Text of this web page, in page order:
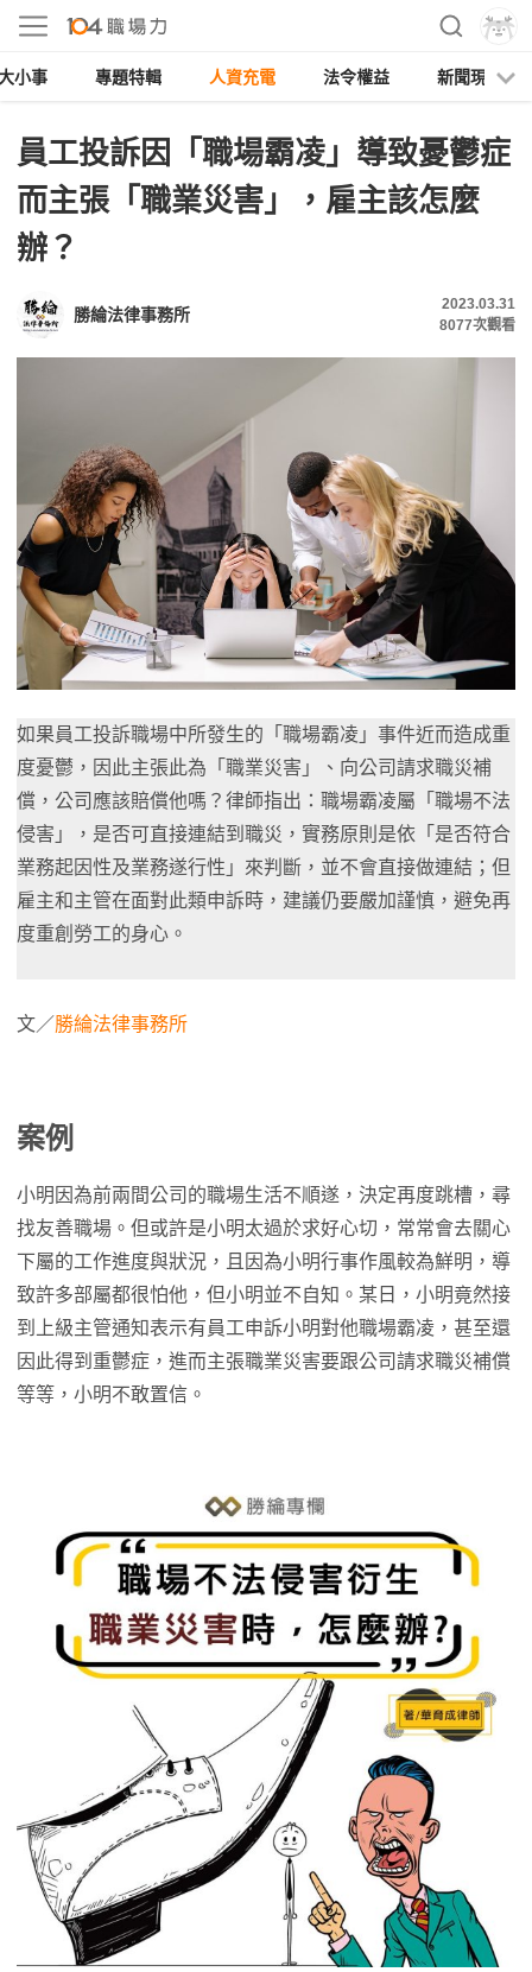
小事 專題特輯 人資充電 法令權益 新聞現場
員工投訴因「職場霸凌」導致憂鬱症
而主張「職業災害」，雇主該怎麼
辦？
勝綸法律事務所
2023.03.31
8077次觀看
如果員工投訴職場中所發生的「職場霸凌」事件近而造成重
度憂鬱，因此主張此為「職業災害」、向公司請求職災補
償，公司應該賠償他嗎？律師指出：職場霸凌屬「職場不法
侵害」，是否可直接連結到職災，實務原則是依「是否符合
業務起因性及業務遂行性」來判斷，並不會直接做連結；但
雇主和主管在面對此類申訴時，建議仍要嚴加謹慎，避免再
度重創勞工的身心。
文／勝綸法律事務所
案例
小明因為前兩間公司的職場生活不順遂，決定再度跳槽，尋
找友善職場。但或許是小明太過於求好心切，常常會去關心
下屬的工作進度與狀況，且因為小明行事作風較為鮮明，導
致許多部屬都很怕他，但小明並不自知。某日，小明竟然接
到上級主管通知表示有員工申訴小明對他職場霸凌，甚至還
因此得到重鬱症，進而主張職業災害要跟公司請求職災補償
等等，小明不敢置信。